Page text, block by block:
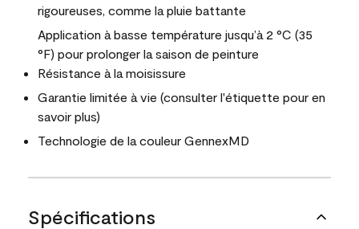
rigoureuses, comme la pluie battante
Application à basse température jusqu’à 2 °C (35
°F) pour prolonger la saison de peinture
Résistance à la moisissure
Garantie limitée à vie (consulter l'étiquette pour en
savoir plus)
Technologie de la couleur GennexMD
Spécifications